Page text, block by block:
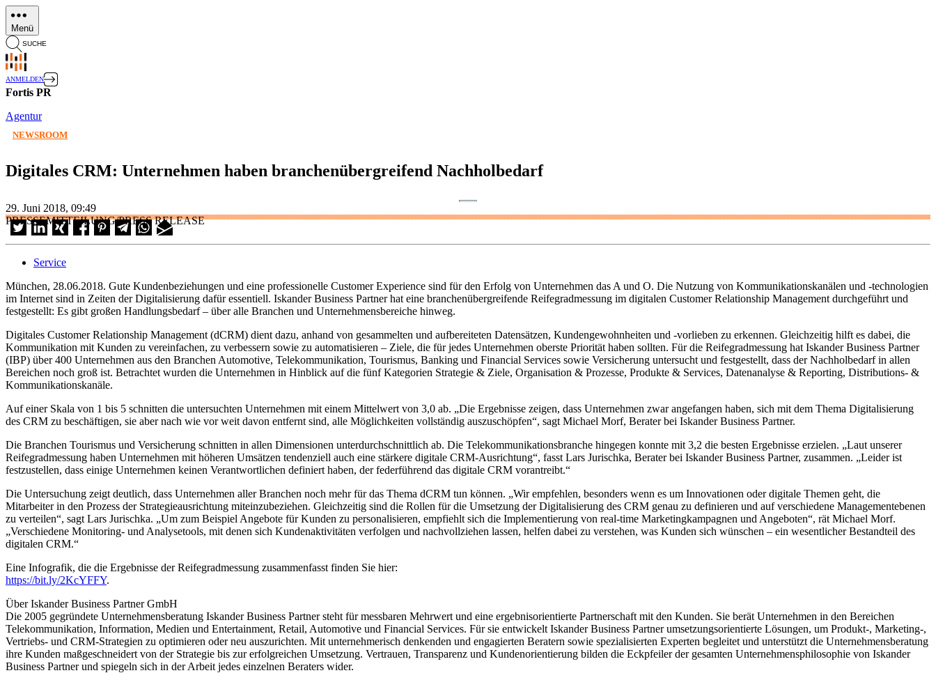
Direkt
zum
Inhalt
Menü
SUCHE
ANMELDEN
Fortis PR
Agentur
NEWSROOM
Digitales CRM: Unternehmen haben branchenübergreifend Nachholbedarf
29. Juni 2018, 09:49
PRESSEMITTEILUNG/PRESS RELEASE
Service
München, 28.06.2018. Gute Kundenbeziehungen und eine professionelle Customer Experience sind für den Erfolg von Unternehmen das A und O. Die Nutzung von Kommunikationskanälen und -technologien
im Internet sind in Zeiten der Digitalisierung dafür essentiell. Iskander Business Partner hat eine branchenübergreifende Reifegradmessung im digitalen Customer Relationship Management durchgeführt und
festgestellt: Es gibt großen Handlungsbedarf – über alle Branchen und Unternehmensbereiche hinweg.
Digitales Customer Relationship Management (dCRM) dient dazu, anhand von gesammelten und aufbereiteten Datensätzen, Kundengewohnheiten und -vorlieben zu erkennen. Gleichzeitig hilft es dabei, die
Kommunikation mit Kunden zu vereinfachen, zu verbessern sowie zu automatisieren – Ziele, die für jedes Unternehmen oberste Priorität haben sollten. Für die Reifegradmessung hat Iskander Business Partner
(IBP) über 400 Unternehmen aus den Branchen Automotive, Telekommunikation, Tourismus, Banking und Financial Services sowie Versicherung untersucht und festgestellt, dass der Nachholbedarf in allen
Bereichen noch groß ist. Betrachtet wurden die Unternehmen in Hinblick auf die fünf Kategorien Strategie & Ziele, Organisation & Prozesse, Produkte & Services, Datenanalyse & Reporting, Distributions- &
Kommunikationskanäle.
Auf einer Skala von 1 bis 5 schnitten die untersuchten Unternehmen mit einem Mittelwert von 3,0 ab. „Die Ergebnisse zeigen, dass Unternehmen zwar angefangen haben, sich mit dem Thema Digitalisierung
des CRM zu beschäftigen, sie aber nach wie vor weit davon entfernt sind, alle Möglichkeiten vollständig auszuschöpfen“, sagt Michael Morf, Berater bei Iskander Business Partner.
Die Branchen Tourismus und Versicherung schnitten in allen Dimensionen unterdurchschnittlich ab. Die Telekommunikationsbranche hingegen konnte mit 3,2 die besten Ergebnisse erzielen. „Laut unserer
Reifegradmessung haben Unternehmen mit höheren Umsätzen tendenziell auch eine stärkere digitale CRM-Ausrichtung“, fasst Lars Jurischka, Berater bei Iskander Business Partner, zusammen. „Leider ist
festzustellen, dass einige Unternehmen keinen Verantwortlichen definiert haben, der federführend das digitale CRM vorantreibt.“
Die Untersuchung zeigt deutlich, dass Unternehmen aller Branchen noch mehr für das Thema dCRM tun können. „Wir empfehlen, besonders wenn es um Innovationen oder digitale Themen geht, die
Mitarbeiter in den Prozess der Strategieausrichtung miteinzubeziehen. Gleichzeitig sind die Rollen für die Umsetzung der Digitalisierung des CRM genau zu definieren und auf verschiedene Managementebenen
zu verteilen“, sagt Lars Jurischka. „Um zum Beispiel Angebote für Kunden zu personalisieren, empfiehlt sich die Implementierung von real-time Marketingkampagnen und Angeboten“, rät Michael Morf.
„Verschiedene Monitoring- und Analysetools, mit denen sich Kundenaktivitäten verfolgen und nachvollziehen lassen, helfen dabei zu verstehen, was Kunden sich wünschen – ein wesentlicher Bestandteil des
digitalen CRM.“
Eine Infografik, die die Ergebnisse der Reifegradmessung zusammenfasst finden Sie hier:
https://bit.ly/2KcYFFY.
Über Iskander Business Partner GmbH
Die 2005 gegründete Unternehmensberatung Iskander Business Partner steht für messbaren Mehrwert und eine ergebnisorientierte Partnerschaft mit den Kunden. Sie berät Unternehmen in den Bereichen
Telekommunikation, Information, Medien und Entertainment, Retail, Automotive und Financial Services. Für sie entwickelt Iskander Business Partner umsetzungsorientierte Lösungen, um Produkt-, Marketing-,
Vertriebs- und CRM-Strategien zu optimieren oder neu auszurichten. Mit unternehmerisch denkenden und engagierten Beratern sowie spezialisierten Experten begleitet und unterstützt die Unternehmensberatung
ihre Kunden maßgeschneidert von der Strategie bis zur erfolgreichen Umsetzung. Vertrauen, Transparenz und Kundenorientierung bilden die Eckpfeiler der gesamten Unternehmensphilosophie von Iskander
Business Partner und spiegeln sich in der Arbeit jedes einzelnen Beraters wider.